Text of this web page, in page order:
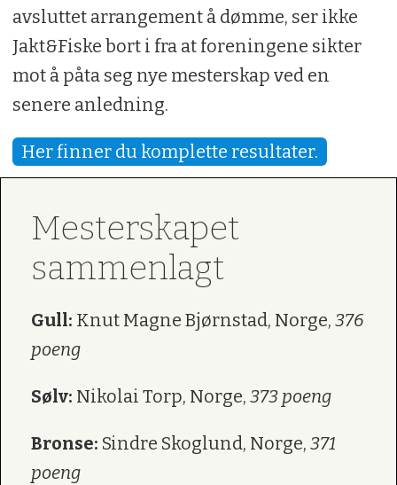
avsluttet arrangement å dømme, ser ikke
Jakt&Fiske bort i fra at foreningene sikter
mot å påta seg nye mesterskap ved en
senere anledning.
Her finner du komplette resultater.
Mesterskapet
sammenlagt
Gull: Knut Magne Bjørnstad, Norge, 376
poeng
Sølv: Nikolai Torp, Norge, 373 poeng
Bronse: Sindre Skoglund, Norge, 371
poeng